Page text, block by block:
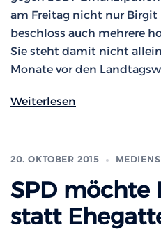
am Freitag nicht nur Birgit
beschloss auch mehrere
Sie steht damit nicht
Monate vor den
Weiterlesen
20. OKTOBER 2015
SPD möchte
statt